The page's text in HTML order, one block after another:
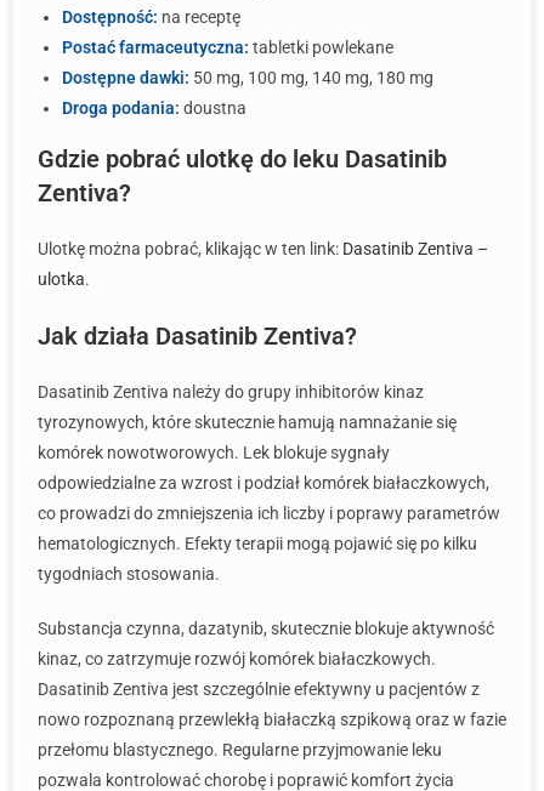
Dostępność: na receptę
Postać farmaceutyczna: tabletki powlekane
Dostępne dawki: 50 mg, 100 mg, 140 mg, 180 mg
Droga podania: doustna
Gdzie pobrać ulotkę do leku Dasatinib
Zentiva?
Ulotkę można pobrać, klikając w ten link: Dasatinib Zentiva –
ulotka.
Jak działa Dasatinib Zentiva?
Dasatinib Zentiva należy do grupy inhibitorów kinaz
tyrozynowych, które skutecznie hamują namnażanie się
komórek nowotworowych. Lek blokuje sygnały
odpowiedzialne za wzrost i podział komórek białaczkowych,
co prowadzi do zmniejszenia ich liczby i poprawy parametrów
hematologicznych. Efekty terapii mogą pojawić się po kilku
tygodniach stosowania.
Substancja czynna, dazatynib, skutecznie blokuje aktywność
kinaz, co zatrzymuje rozwój komórek białaczkowych.
Dasatinib Zentiva jest szczególnie efektywny u pacjentów z
nowo rozpoznaną przewlekłą białaczką szpikową oraz w fazie
przełomu blastycznego. Regularne przyjmowanie leku
pozwala kontrolować chorobę i poprawić komfort życia